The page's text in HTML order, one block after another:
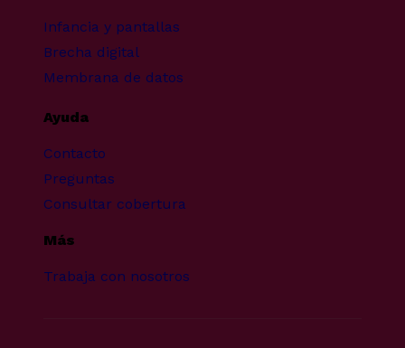
Infancia y pantallas
Brecha digital
Membrana de datos
Ayuda
Contacto
Preguntas
Consultar cobertura
Más
Trabaja con nosotros